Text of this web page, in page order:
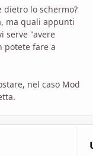
dietro lo schermo?
ma quali appunti
serve "avere
potete fare a
nel caso Mod